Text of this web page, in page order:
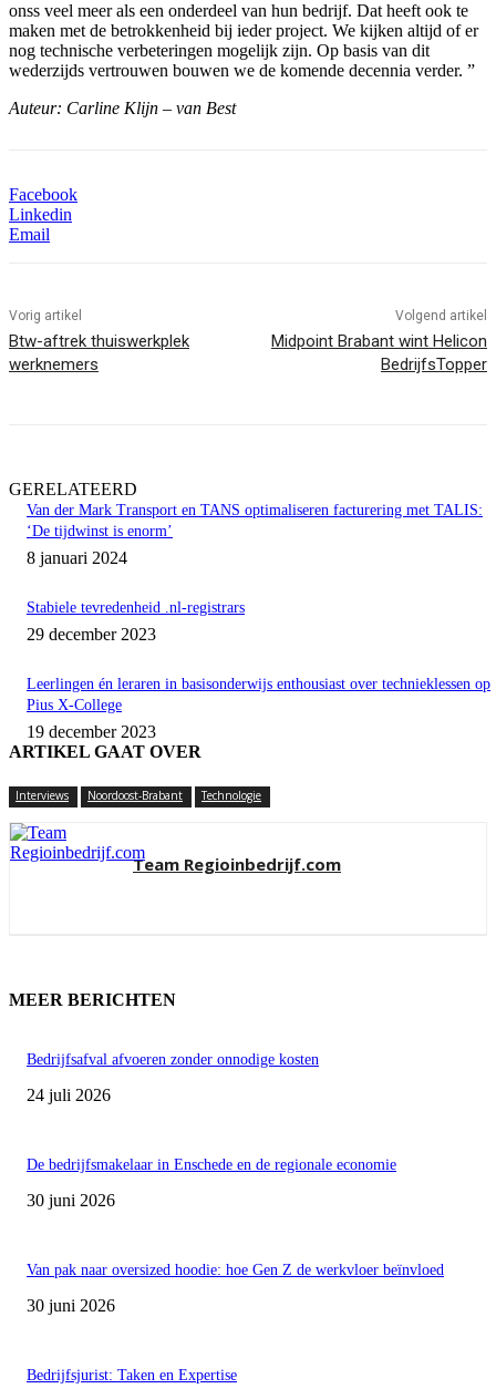
onss veel meer als een onderdeel van hun bedrijf. Dat heeft ook te
maken met de betrokkenheid bij ieder project. We kijken altijd of er
nog technische verbeteringen mogelijk zijn. Op basis van dit
wederzijds vertrouwen bouwen we de komende decennia verder. ”
Auteur: Carline Klijn – van Best
Facebook
Linkedin
Email
Vorig artikel
Btw-aftrek thuiswerkplek
werknemers
Volgend artikel
Midpoint Brabant wint Helicon
BedrijfsTopper
GERELATEERD
Van der Mark Transport en TANS optimaliseren facturering met TALIS:
‘De tijdwinst is enorm’
8 januari 2024
Stabiele tevredenheid .nl-registrars
29 december 2023
Leerlingen én leraren in basisonderwijs enthousiast over technieklessen op
Pius X-College
19 december 2023
ARTIKEL GAAT OVER
Interviews Noordoost-Brabant Technologie
Team Regioinbedrijf.com
MEER BERICHTEN
Bedrijfsafval afvoeren zonder onnodige kosten
24 juli 2026
De bedrijfsmakelaar in Enschede en de regionale economie
30 juni 2026
Van pak naar oversized hoodie: hoe Gen Z de werkvloer beïnvloed
30 juni 2026
Bedrijfsjurist: Taken en Expertise